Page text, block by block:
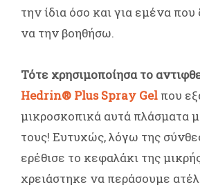
την ίδια όσο και για εμένα
να την βοηθήσω.
Τότε χρησιμοποίησα το
Hedrin® Plus Spray Gel που
μικροσκοπικά αυτά πλάσματα
τους! Ευτυχώς, λόγω της
ερέθισε το κεφαλάκι της
χρειάστηκε να περάσουμε